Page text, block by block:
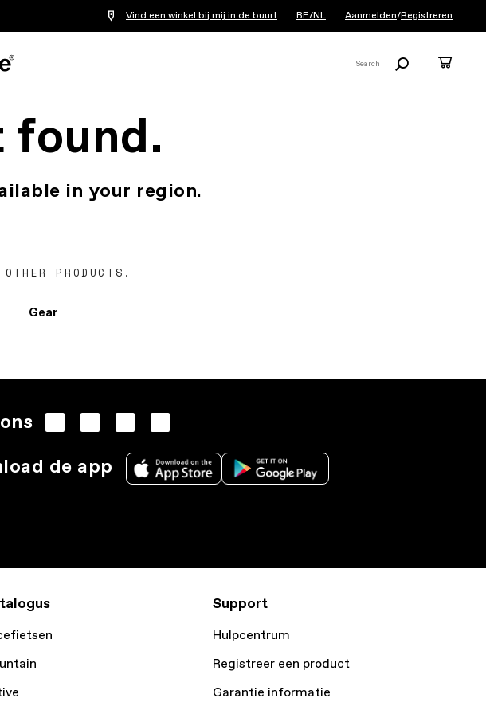
Vind een winkel bij mij in de buurt BE/NL Aanmelden/Registreren
Search
found.
in your region.
PRODUCTS.
Gear
de app
Support
Hulpcentrum
Registreer een product
Garantie informatie